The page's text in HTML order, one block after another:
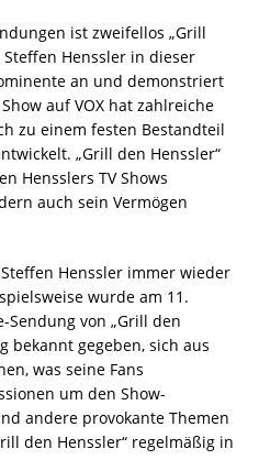
ist zweifellos „Grill
Henssler in dieser
an und demonstriert
auf VOX hat zahlreiche
zu einem festen Bestandteil
„Grill den Henssler“
Hensslers TV Shows
auch sein Vermögen
Henssler immer wieder
wurde am 11.
Sendung von „Grill den
bekannt gegeben, sich aus
was seine Fans
um den Show-
andere provokante Themen
den Henssler“ regelmäßig in